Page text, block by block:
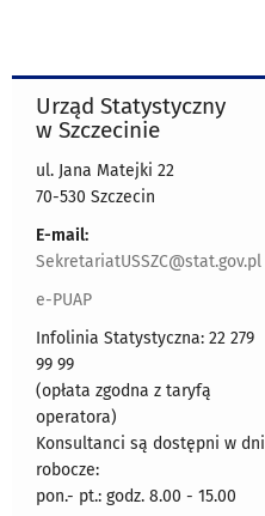
Urząd Statystyczny
w Szczecinie
ul. Jana Matejki 22
70-530 Szczecin
E-mail:
SekretariatUSSZC@stat.gov.pl
e-PUAP
Infolinia Statystyczna: 22 279
99 99
(opłata zgodna z taryfą
operatora)
Konsultanci są dostępni w dni
robocze:
pon.- pt.: godz. 8.00 - 15.00